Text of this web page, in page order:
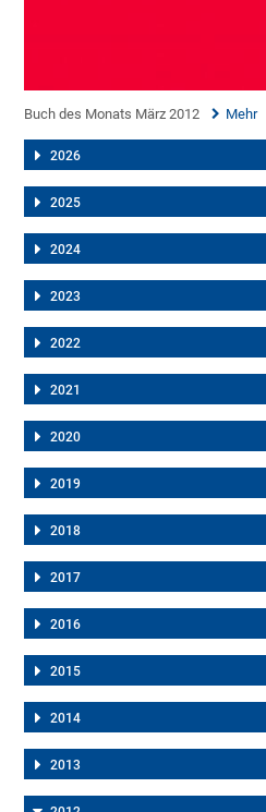
Buch des Monats März 2012 Mehr
2026
2025
2024
2023
2022
2021
2020
2019
2018
2017
2016
2015
2014
2013